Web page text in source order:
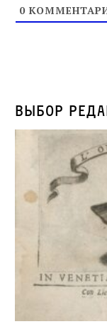
0
Выбор